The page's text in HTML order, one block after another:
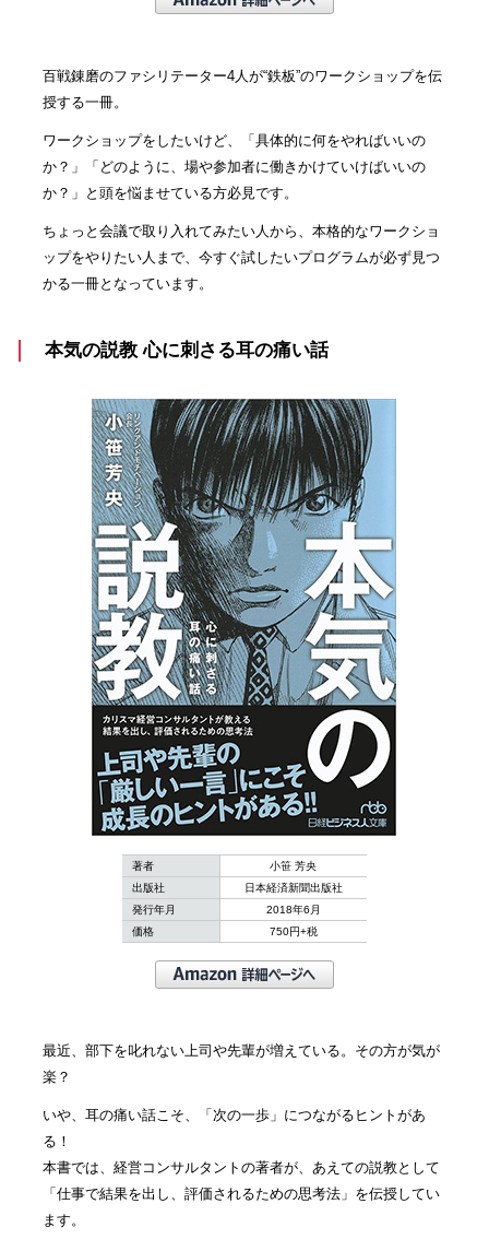
百戦錬磨のファシリテーター4人が“鉄板”のワークショップを伝
授する一冊。
ワークショップをしたいけど、「具体的に何をやればいいの
か？」「どのように、場や参加者に働きかけていけばいいの
か？」と頭を悩ませている方必見です。
ちょっと会議で取り入れてみたい人から、本格的なワークショ
ップをやりたい人まで、今すぐ試したいプログラムが必ず見つ
かる一冊となっています。
本気の説教 心に刺さる耳の痛い話
著者
小笹 芳央
出版社
日本経済新聞出版社
発行年月
2018年6月
価格
750円+税
最近、部下を叱れない上司や先輩が増えている。その方が気が
楽？
いや、耳の痛い話こそ、「次の一歩」につながるヒントがあ
る！
本書では、経営コンサルタントの著者が、あえての説教として
「仕事で結果を出し、評価されるための思考法」を伝授してい
ます。